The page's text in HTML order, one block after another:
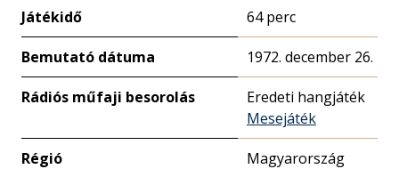
Játékidő 64 perc
Bemutató dátuma 1972. december 26.
Rádiós műfaji besorolás
Eredeti hangjáték
Mesejáték
Régió
Magyarország